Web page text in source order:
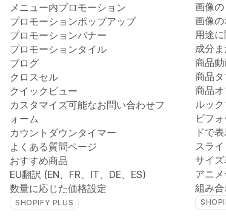
メニュー内プロモーション
プロモーションポップアップ
プロモーションバナー
プロモーションタイル
ブログ
クロスセル
クイックビュー
カスタマイズ可能なお問い合わせフ
ォーム
カウントダウンタイマー
よくある質問ページ
おすすめ商品
EU翻訳 (EN、FR、IT、DE、ES)
数量に応じた価格設定
SHOPIFY PLUS
画像
画像の
用途
成分
商品
商品
商品
ルッ
ビフ
ドで
スラ
サイズ
アニ
組み